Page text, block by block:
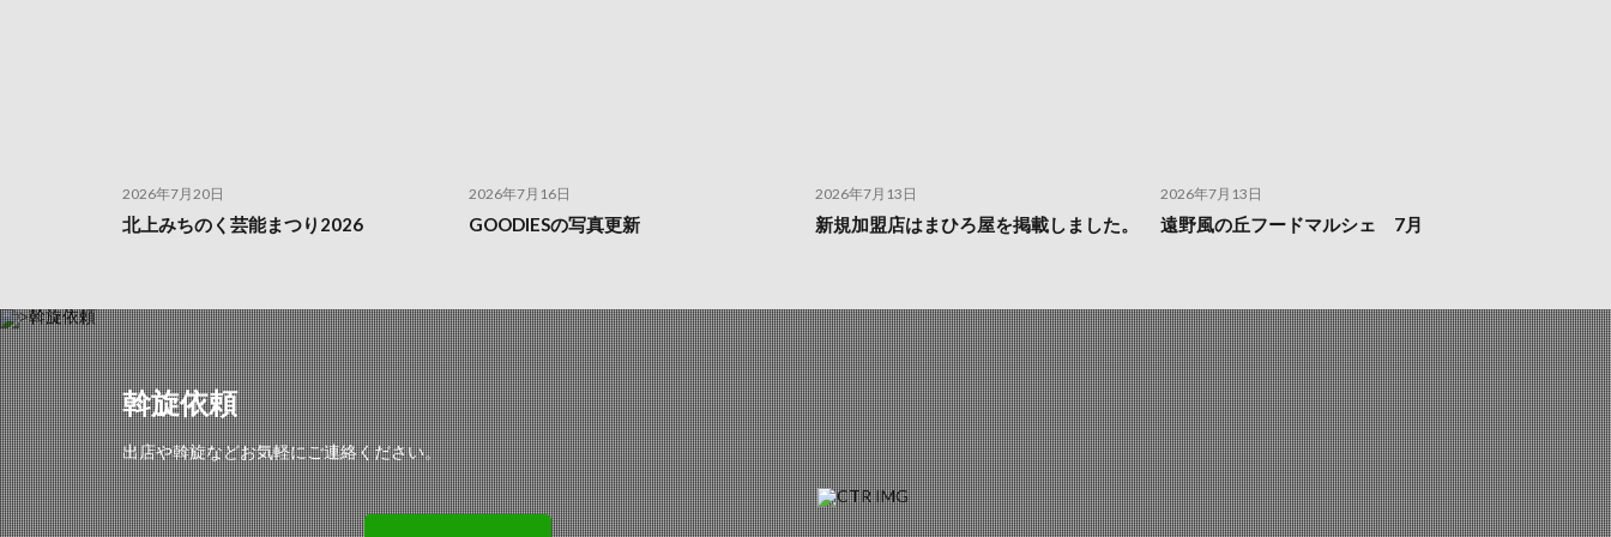
2026年7月20日
北上みちのく芸能まつり2026
2026年7月16日
GOODIESの写真更新
2026年7月13日
新規加盟店はまひろ屋を掲載しました。
2026年7月13日
遠野風の丘フードマルシェ 7月
斡旋依頼
出店や斡旋などお気軽にご連絡ください。